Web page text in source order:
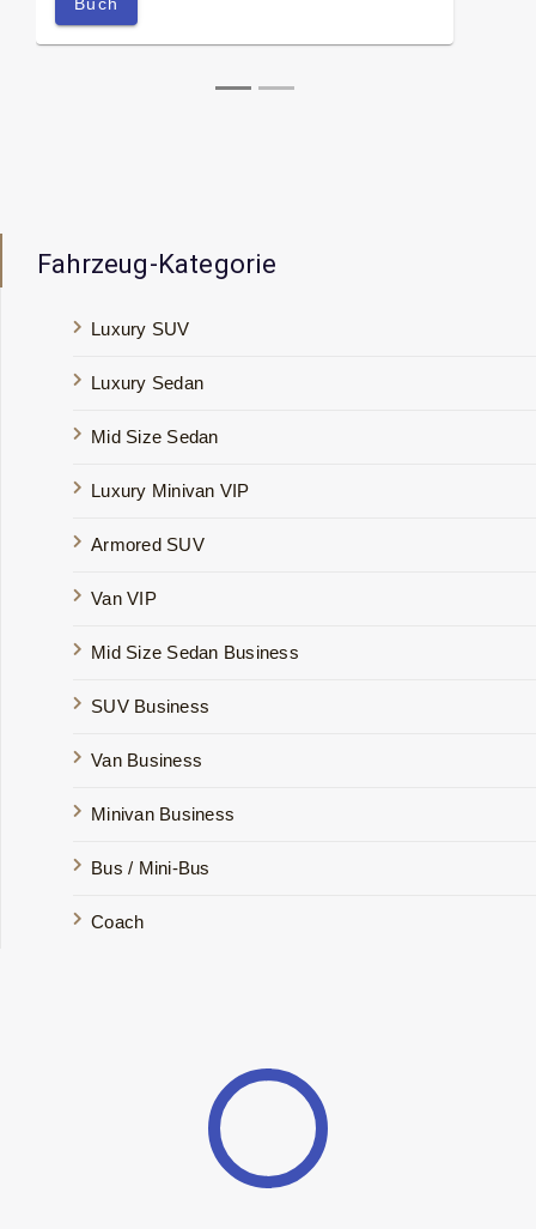
Buch
Fahrzeug-Kategorie
Luxury SUV
Luxury Sedan
Mid Size Sedan
Luxury Minivan VIP
Armored SUV
Van VIP
Mid Size Sedan Business
SUV Business
Van Business
Minivan Business
Bus / Mini-Bus
Coach